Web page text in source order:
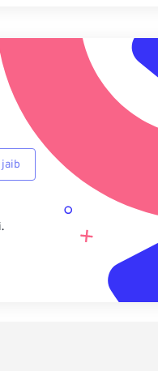
Terapkan dari Preset
Simpan sebagai Preset